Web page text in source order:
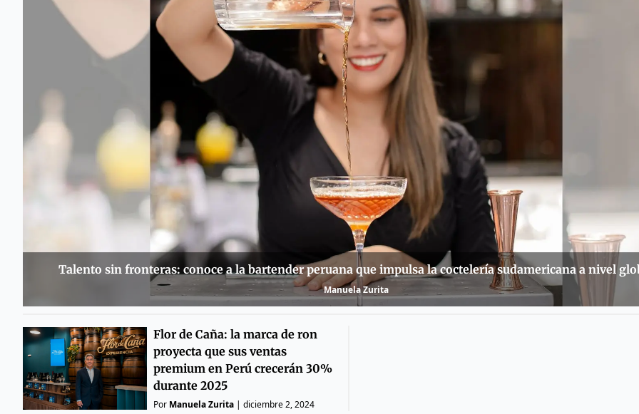
Talento sin fronteras: conoce a la bartender peruana que impulsa la coctelería sudamericana a nivel
Manuela Zurita
Flor de Caña: la marca de ron
proyecta que sus ventas
premium en Perú crecerán 30%
durante 2025
Por Manuela Zurita| diciembre 2, 2024